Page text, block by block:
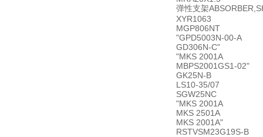
弹性支架
XYR1063
MGP806NT
"GPD5003N-00-A
GD306N-C"
"MKS 2001A
MBPS2001GS1-02"
GK25N-B
LS10-35/07
SGW25NC
"MKS 2001A
MKS 2501A
MKS 2001A"
RSTVSM23G19S-B